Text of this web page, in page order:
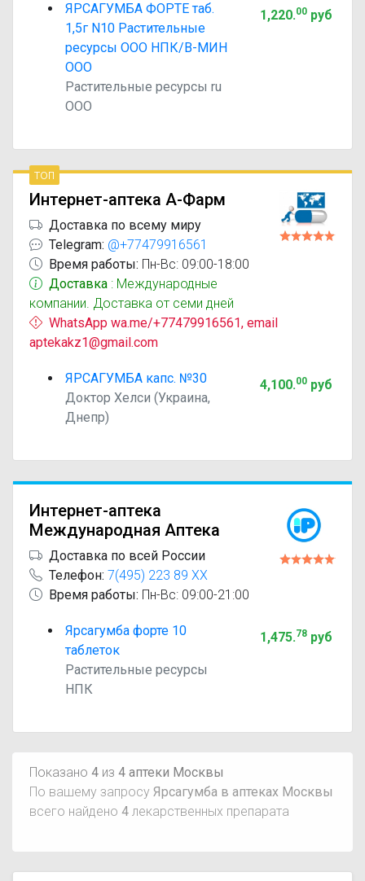
ЯРСАГУМБА ФОРТЕ таб.
1,5г N10 Растительные
ресурсы ООО НПК/В-МИН
ООО
Растительные ресурсы ru
ООО
1,220.00руб
топ
Интернет-аптека А-Фарм
Доставка по всему миру
Telegram: @+77479916561
Время работы: Пн-Вс: 09:00-18:00
Доставка : Международные
компании. Доставка от семи дней
WhatsApp wa.me/+77479916561, email
aptekakz1@gmail.com
ЯРСАГУМБА капс. №30
Доктор Хелси (Украина,
Днепр)
4,100.00руб
Интернет-аптека
Международная Аптека
Доставка по всей России
Телефон: 7(495) 223 89 XX
Время работы: Пн-Вс: 09:00-21:00
Ярсагумба форте 10
таблеток
Растительные ресурсы
НПК
1,475.78руб
Показано 4 из 4 аптеки Москвы
По вашему запросу Ярсагумба в аптеках Москвы
всего найдено 4 лекарственных препарата